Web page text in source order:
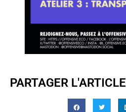
PARTAGER L'ARTICLE